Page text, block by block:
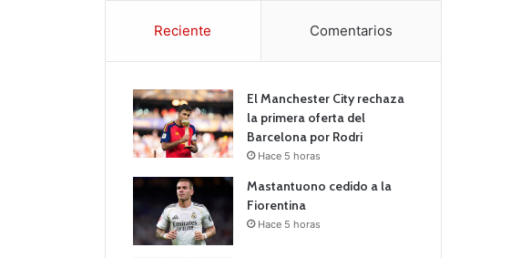
Reciente Comentarios
El Manchester City rechaza
la primera oferta del
Barcelona por Rodri
Hace 5 horas
Mastantuono cedido a la
Fiorentina
Hace 5 horas